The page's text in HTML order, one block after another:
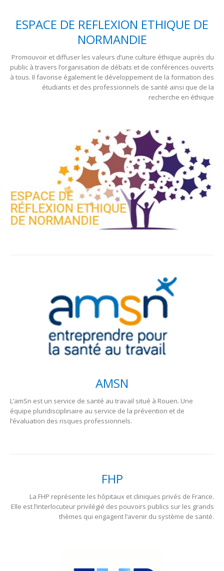
ESPACE DE REFLEXION ETHIQUE DE
NORMANDIE
Promouvoir et diffuser les valeurs d’une culture éthique auprès du
public à travers l’organisation de débats et de conférences ouverts
à tous. Il favorise également le développement de la formation des
étudiants et des professionnels de santé ainsi que de la
recherche en éthique
AMSN
L’amSn est un service de santé au travail situé à Rouen. Une
équipe pluridisciplinaire au service de la prévention et de
l’évaluation des risques professionnels.
FHP
La FHP représente les hôpitaux et cliniques privés de France.
Elle est l’interlocuteur privilégié des pouvoirs publics sur les grands
thèmes qui engagent l’avenir du système de santé.